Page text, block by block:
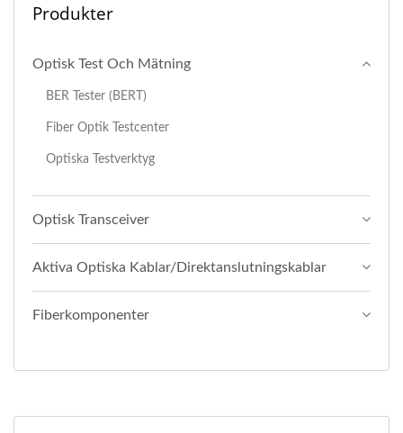
Produkter
Optisk Test Och Mätning
BER Tester (BERT)
Fiber Optik Testcenter
Optiska Testverktyg
Optisk Transceiver
Aktiva Optiska Kablar/direktanslutningskablar
Fiberkomponenter